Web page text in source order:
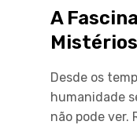
A
Desde os
humanidade
não pode ver.